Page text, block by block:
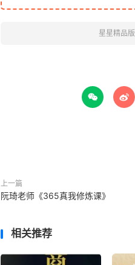
星星精品
 
上一篇
阮琦老师《365真我修炼课》
相关推荐